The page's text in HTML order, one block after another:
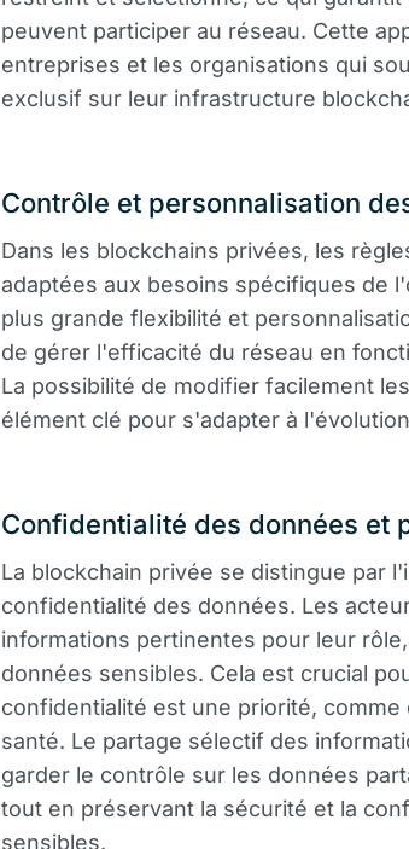
peuvent participer au réseau. Cette
entreprises et les organisations qui
exclusif sur leur infrastructure
Contrôle et personnalisation
Dans les blockchains privées, les
adaptées aux besoins spécifiques de
plus grande flexibilité et
de gérer l'efficacité du réseau en
La possibilité de modifier facilement
élément clé pour s'adapter à
Confidentialité des données et
La blockchain privée se distingue par
confidentialité des données. Les
informations pertinentes pour leur
données sensibles. Cela est crucial
confidentialité est une priorité,
santé. Le partage sélectif des
garder le contrôle sur les données
tout en préservant la sécurité et la
sensibles.